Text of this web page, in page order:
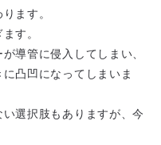
ます。
す。
導管に侵入してしまい、
凸凹になってしまいま
選択肢もありますが、今